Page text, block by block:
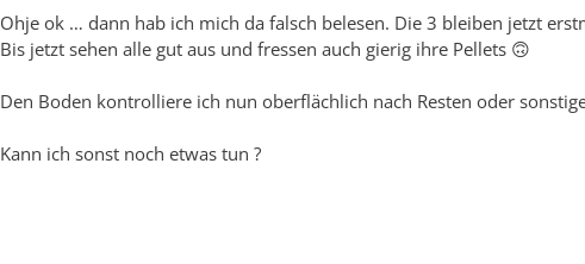
Ohje ok … dann hab ich mich da falsch belesen. Die 3 bleiben jetzt
Bis jetzt sehen alle gut aus und fressen auch gierig ihre Pellets 🙃
Den Boden kontrolliere ich nun oberflächlich nach Resten oder
Kann ich sonst noch etwas tun ?